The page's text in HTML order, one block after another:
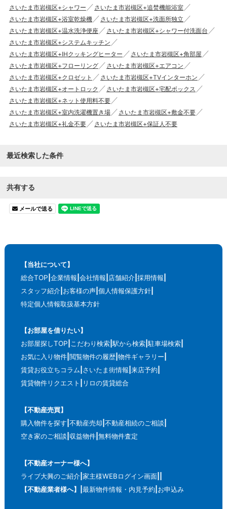
さいたま市岩槻区+シャワー
さいたま市岩槻区+追焚機能浴室
さいたま市岩槻区+浴室乾燥機
さいたま市岩槻区+洗面所独立
さいたま市岩槻区+温水洗浄便座
さいたま市岩槻区+シャワー付洗面台
さいたま市岩槻区+システムキッチン
さいたま市岩槻区+IHクッキングヒーター
さいたま市岩槻区+角部屋
さいたま市岩槻区+フローリング
さいたま市岩槻区+エアコン
さいたま市岩槻区+クロゼット
さいたま市岩槻区+TVインターホン
さいたま市岩槻区+オートロック
さいたま市岩槻区+宅配ボックス
さいたま市岩槻区+ネット使用料不要
さいたま市岩槻区+室内洗濯機置き場
さいたま市岩槻区+敷金不要
さいたま市岩槻区+礼金不要
さいたま市岩槻区+保証人不要
最近検索した条件
共有する
メールで送る
【当社について】
総合TOP 企業情報 会社情報 店舗紹介 採用情報
スタッフ紹介 お客様の声 個人情報保護方針
特定個人情報取扱基本方針
【お部屋を借りたい】
お部屋探しTOP こだわり検索 駅から検索 駐車場検索
お気に入り物件 閲覧物件の履歴 物件ギャラリー
賃貸お役立ちコラム さいたま街情報 来店予約
賃貸物件リクエスト
リロの賃貸総合
【不動産売買】
購入物件を探す 不動産売却 不動産相続のご相談
空き家のご相談 収益物件 無料物件査定
【不動産オーナー様へ】
ライブ大興のご紹介 家主様WEBログイン画面
【不動産業者様へ】
最新物件情報・内見予約 お申込み